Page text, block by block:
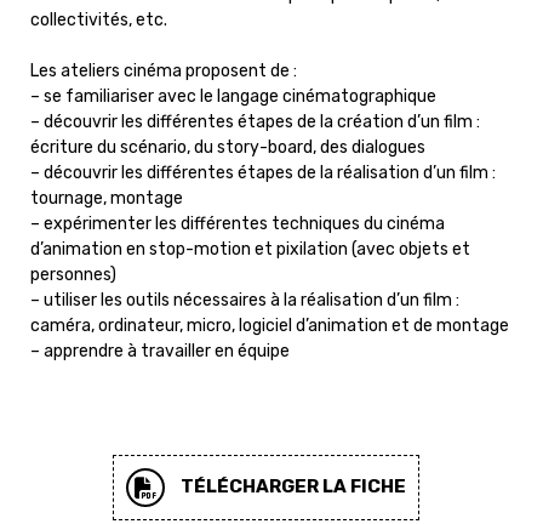
collectivités, etc.
Les ateliers cinéma proposent de :
– se familiariser avec le langage cinématographique
– découvrir les différentes étapes de la création d’un film :
écriture du scénario, du story-board, des dialogues
– découvrir les différentes étapes de la réalisation d’un film :
tournage, montage
– expérimenter les différentes techniques du cinéma
d’animation en stop-motion et pixilation (avec objets et
personnes)
– utiliser les outils nécessaires à la réalisation d’un film :
caméra, ordinateur, micro, logiciel d’animation et de montage
– apprendre à travailler en équipe
TÉLÉCHARGER LA FICHE